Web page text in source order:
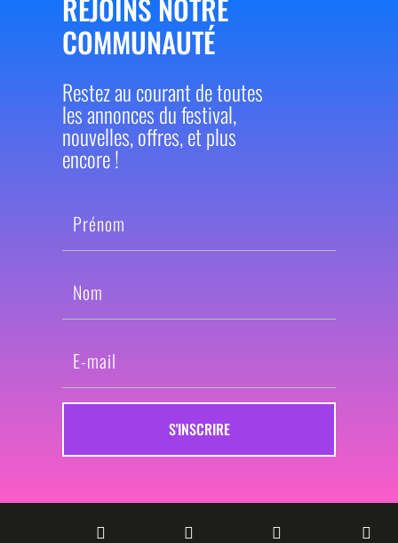
REJOINS NOTRE
COMMUNAUTÉ
Restez au courant de toutes
les annonces du festival,
nouvelles, offres, et plus
encore !
S'INSCRIRE
   